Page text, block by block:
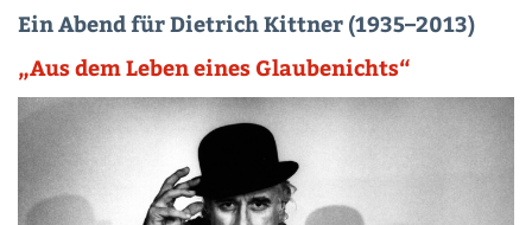
Ein Abend für Dietrich Kittner (1935–2013)
„Aus dem Leben eines Glaubenichts“